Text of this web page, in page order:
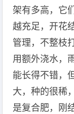
架有多高，它
越充足，开花
管理，不整枝
用额外浇水，
能长得不错，
大，种的很稀
是复合肥，刚